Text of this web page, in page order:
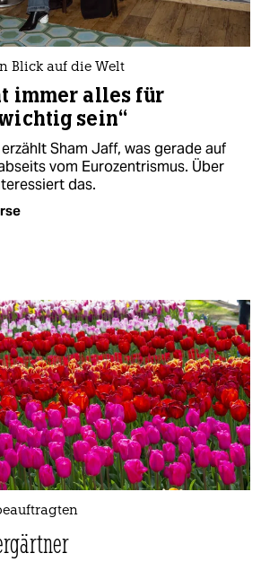
Blick auf die Welt
immer alles für
sein“
Sham Jaff, was gerade auf
vom Eurozentrismus. Über
das.